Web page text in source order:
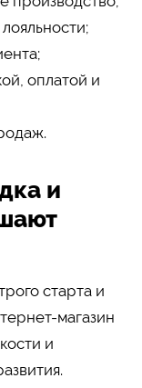
оплатой и
и
старта и
магазин
и